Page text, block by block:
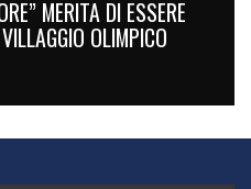
MERITA DI ESSERE
OLIMPICO